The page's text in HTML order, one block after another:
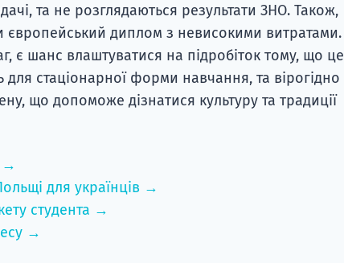
та не розглядаються результати ЗНО. Також,
диплом з невисокими витратами.
є шанс влаштуватися на підробіток тому, що це
стаціонарної форми навчання, та вірогідно
що допоможе дізнатися культуру та традиції
→
для українців →
студента →
→